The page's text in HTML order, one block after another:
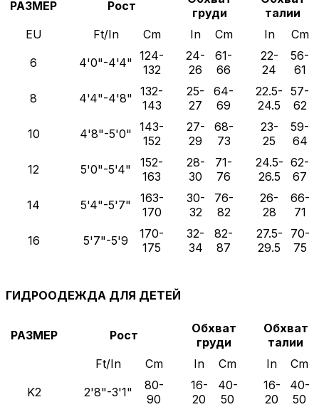
РАЗМЕР Рост
груди
талии
EU
Ft/In Cm In Cm In
Cm
6
4'0"-4'4" 124-
132
24-
26
61-
66
22-
24
56-
61
8
4'4"-4'8" 132-
143
25-
27
64-
69
22.5-
24.5
57-
62
10
4'8"-5'0" 143-
152
27-
29
68-
73
23-
25
59-
64
12
5'0"-5'4"
152-
163
28-
30
71-
76
24.5-
26.5
62-
67
14
5'4"-5'7"
163-
170
30-
32
76-
82
26-
28
66-
71
16
5'7"-5'9
170-
175
32-
34
82-
87
27.5-
29.5
70-
75
ГИДРООДЕЖДА ДЛЯ ДЕТЕЙ
РАЗМЕР Рост
Обхват
груди
Обхват
талии
Ft/In
Cm In Cm In
Cm
K2
2'8"-3'1"
80-
90
16-
20
40-
50
16-
20
40-
50